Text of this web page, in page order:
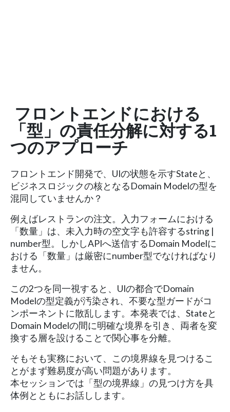
フロントエンドにおける
「型」の責任分解に対する1
つのアプローチ
フロントエンド開発で、UIの状態を示すStateと、
ビジネスロジックの核となるDomain Modelの型を
混同していませんか？
例えばレストランの注文。入力フォームにおける
「数量」は、未入力時の空文字も許容するstring |
number型。しかしAPIへ送信するDomain Modelに
おける「数量」は厳密にnumber型でなければなり
ません。
この2つを同一視すると、UIの都合でDomain
Modelの型定義が汚染され、不要な型ガードがコ
ンポーネントに散乱します。本発表では、Stateと
Domain Modelの間に明確な境界を引き、両者を変
換する層を設けることで関心事を分離。
そもそも実務において、この境界線を見つけるこ
とがまず難易度が高い問題があります。
本セッションでは「型の境界線」の見つけ方を具
体例とともにお話しします。